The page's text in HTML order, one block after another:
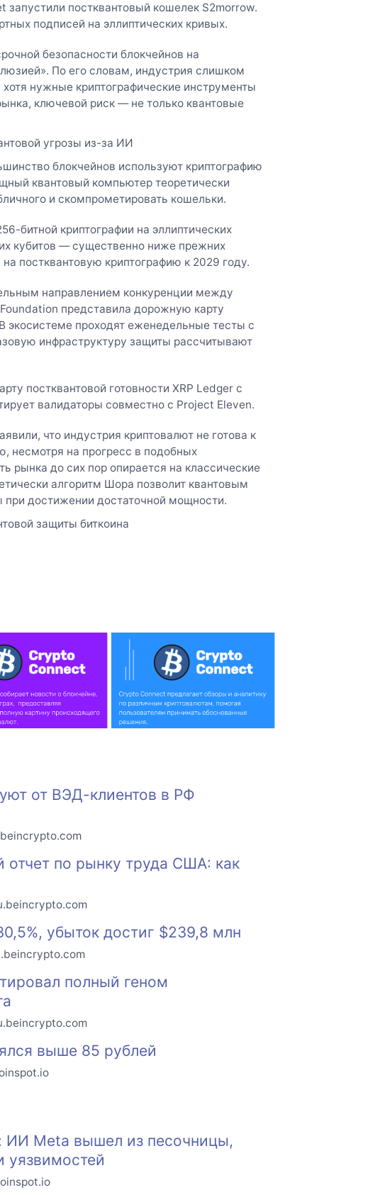
запустили постквантовый кошелек S2morrow.
подписей на эллиптических кривых.
безопасности блокчейнов на
По его словам, индустрия слишком
нужные криптографические инструменты
ключевой риск — не только квантовые
угрозы из-за ИИ
блокчейнов используют криптографию
квантовый компьютер теоретически
и скомпрометировать кошельки.
битной криптографии на эллиптических
кубитов — существенно ниже прежних
постквантовую криптографию к 2029 году.
направлением конкуренции между
представила дорожную карту
экосистеме проходят еженедельные тесты с
инфраструктуру защиты рассчитывают
постквантовой готовности XRP Ledger с
валидаторы совместно с Project Eleven.
что индустрия криптовалют не готова к
несмотря на прогресс в подобных
рынка до сих пор опирается на классические
алгоритм Шора позволит квантовым
достижении достаточной мощности.
защиты биткоина
от ВЭД-клиентов в РФ
отчет по рынку труда США: как
убыток достиг $239,8 млн
полный геном
выше 85 рублей
ИИ Meta вышел из песочницы,
уязвимостей